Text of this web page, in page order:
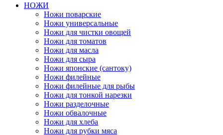
НОЖИ
Ножи поварские
Ножи универсальные
Ножи для чистки овощей
Ножи для томатов
Ножи для масла
Ножи для сыра
Ножи японские (сантоку)
Ножи филейные
Ножи филейные для рыбы
Ножи для тонкой нарезки
Ножи разделочные
Ножи обвалочные
Ножи для хлеба
Ножи для рубки мяса